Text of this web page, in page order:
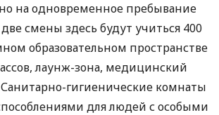
на одновременное пребывание
смены здесь будут учиться 400
образовательном пространстве
лаунж-зона, медицинский
гигиенические комнаты
для людей с особыми